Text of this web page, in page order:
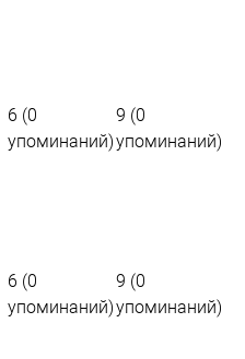
6 (0
упоминаний)
9 (0
упоминаний)
6 (0
упоминаний)
9 (0
упоминаний)